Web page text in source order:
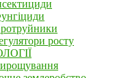
росту